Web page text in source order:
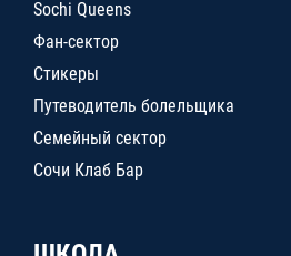
Sochi Queens
Фан-сектор
Стикеры
Путеводитель болельщика
Семейный сектор
Сочи Клаб Бар